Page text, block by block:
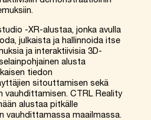
-XR-alustaa, jonka avulla
julkaista ja hallinnoida itse
ja interaktiivisia 3D-
alusta
tiedon
sitouttamisen sekä
vauhdittamisen. CTRL Reality
alustaa pitkälle
vauhdittamassa maailmassa.